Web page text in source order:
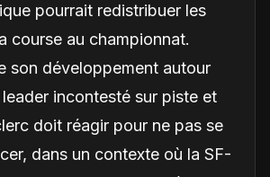
pourrait redistribuer les
course au championnat.
son développement autour
incontesté sur piste et
doit réagir pour ne pas se
dans un contexte où la SF-